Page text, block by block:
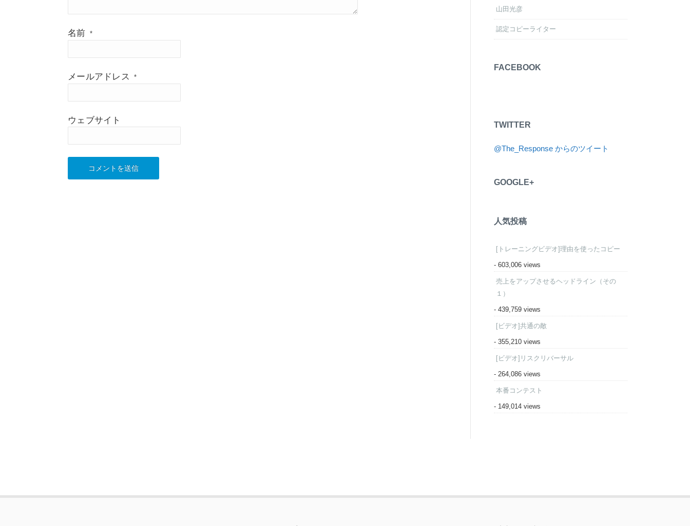
名前 *
メールアドレス *
ウェブサイト
山田光彦
認定コピーライター
FACEBOOK
TWITTER
@The_Response からのツイート
GOOGLE+
人気投稿
[トレーニングビデオ]理由を使ったコピー
- 603,006 views
売上をアップさせるヘッドライン（その
１）
- 439,759 views
[ビデオ]共通の敵
- 355,210 views
[ビデオ]リスクリバーサル
- 264,086 views
本番コンテスト
- 149,014 views